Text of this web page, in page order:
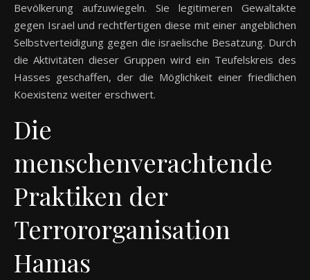
Bevölkerung aufzuwiegeln. Sie legitimeren Gewaltakte
gegen Israel und rechtfertigen diese mit einer angeblichen
Selbstverteidigung gegen die israelische Besatzung. Durch
die Aktivitäten dieser Gruppen wird ein Teufelskreis des
Hasses geschaffen, der die Möglichkeit einer friedlichen
Koexistenz weiter erschwert.
Die
menschenverachtende
Praktiken der
Terrororganisation
Hamas